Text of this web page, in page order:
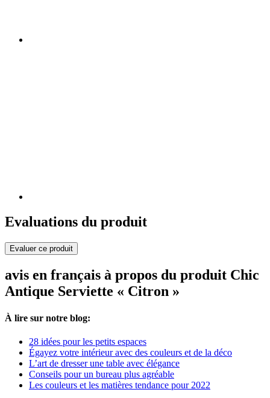
Evaluations du produit
Evaluer ce produit
avis en français à propos du produit Chic
Antique Serviette « Citron »
À lire sur notre blog:
28 idées pour les petits espaces
Égayez votre intérieur avec des couleurs et de la déco
L’art de dresser une table avec élégance
Conseils pour un bureau plus agréable
Les couleurs et les matières tendance pour 2022